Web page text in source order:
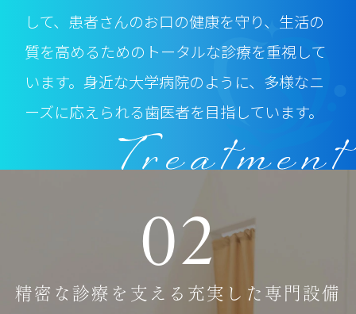
して、患者さんのお口の健康を守り、生活の
質を高めるためのトータルな診療を重視して
います。身近な大学病院のように、多様なニ
ーズに応えられる歯医者を目指しています。
02
精密な診療を支える充実した専門設備